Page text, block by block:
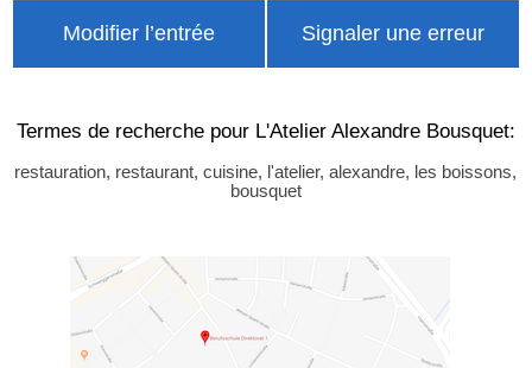
Modifier l’entrée Signaler une erreur
Termes de recherche pour L'Atelier Alexandre Bousquet:
restauration, restaurant, cuisine, l'atelier, alexandre, les boissons,
bousquet